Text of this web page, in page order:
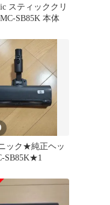
スティッククリ
SB85K 本体
ック★純正ヘッ
SB85K★1